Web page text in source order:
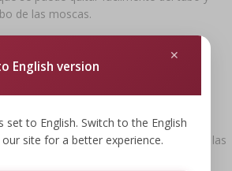
de las moscas.
de la copa del tubo, es más fácil verter
cónico del tubo reduce el riesgo de
del tubo a diferentes tapones.
estético.
de este tubo, ya que cumple con las
que preparan vino, cerveza y
English version
set to English. Switch to the English
site for a better experience.